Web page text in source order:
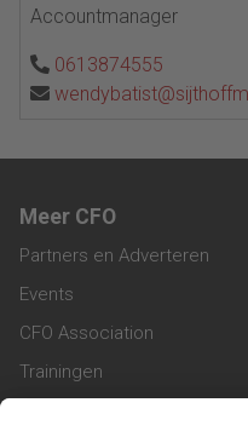
Accountmanager
0613874555
Meer CFO
Partners en Adverteren
Events
CFO Association
Trainingen